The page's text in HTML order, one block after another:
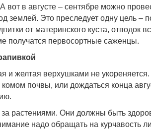
вот в августе – сентябре можно
землей. Это преследует одну цель
от материнского куста, отводок
получатся первосортные саженцы.
и желтая верхушками не
почвы, или дождаться конца
за растениями. Они должны быть
надо обращать на курчавость